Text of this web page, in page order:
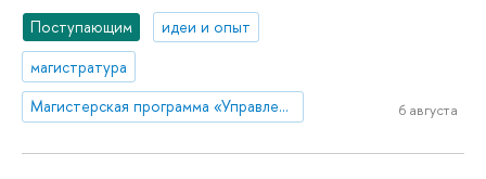
Поступающим
идеи и опыт
магистратура
Магистерская программа «Управление образованием» (Санкт-Петербург)
6 августа